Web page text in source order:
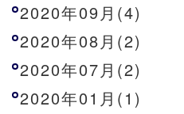
2020年09月(4)
2020年08月(2)
2020年07月(2)
2020年01月(1)